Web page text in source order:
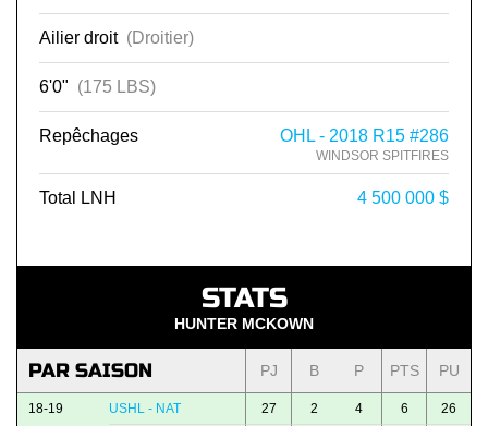
Ailier droit (Droitier)
6'0" (175 LBS)
Repêchages OHL - 2018 R15 #286
WINDSOR SPITFIRES
Total LNH 4 500 000 $
STATS
HUNTER MCKOWN
PAR SAISON PJ B P PTS PU
18-19 USHL - NAT 27 2 4 6 26